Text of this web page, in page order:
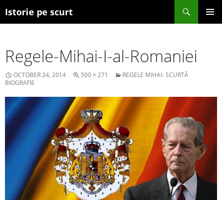
Istorie pe scurt
Search
SKIP TO CONTENT
Regele-Mihai-I-al-Romaniei
OCTOBER 24, 2014 500 × 271
REGELE MIHAI- SCURTĂ
BIOGRAFIE